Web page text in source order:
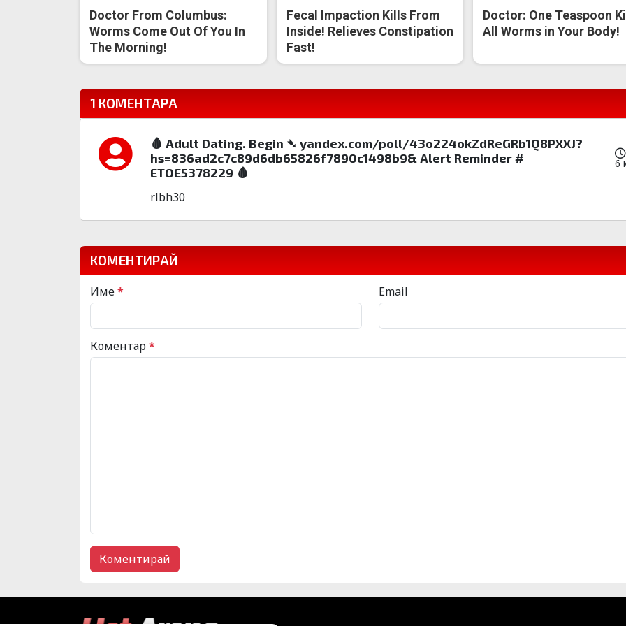
Doctor From Columbus:
Worms Come Out Of You In
The Morning!
Fecal Impaction Kills From
Inside! Relieves Constipation
Fast!
Doctor: One Teaspoon
All Worms in Your Body!
1 КОМЕНТАРА
🩸 Adult Dating. Begin ➴ yandex.com/poll/43o224okZdReGRb1Q8PXXJ?
hs=836ad2c7c89d6db65826f7890c1498b9& Alert Reminder #
ETOE5378229 🩸
6
rlbh30
КОМЕНТИРАЙ
Име* Email
Коментар*